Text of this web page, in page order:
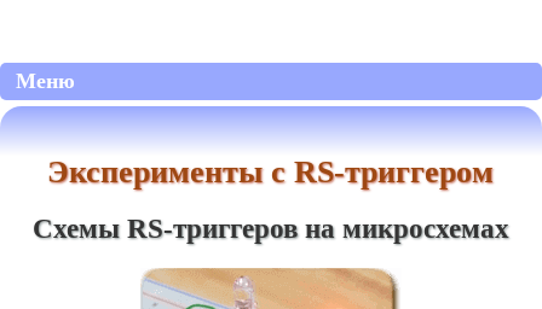
Меню
Эксперименты с RS-триггером
Схемы RS-триггеров на микросхемах